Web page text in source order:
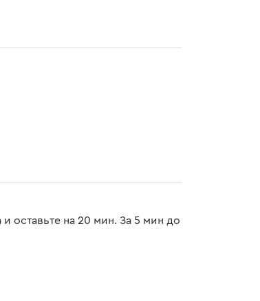
оставьте на 20 мин. За 5 мин до